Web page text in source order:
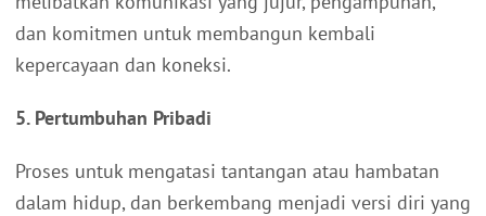
dan komitmen untuk membangun kembali
kepercayaan dan koneksi.
5. Pertumbuhan Pribadi
Proses untuk mengatasi tantangan atau hambatan
dalam hidup, dan berkembang menjadi versi diri yang